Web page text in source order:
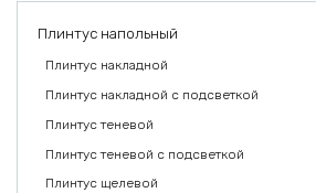
Плинтус напольный
Плинтус накладной
Плинтус накладной с подсветкой
Плинтус теневой
Плинтус теневой с подсветкой
Плинтус щелевой